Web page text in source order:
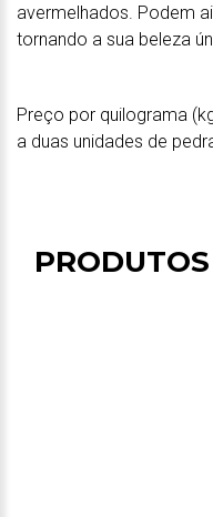
avermelhados. Podem
tornando a sua beleza
Preço por quilograma
a duas unidades de